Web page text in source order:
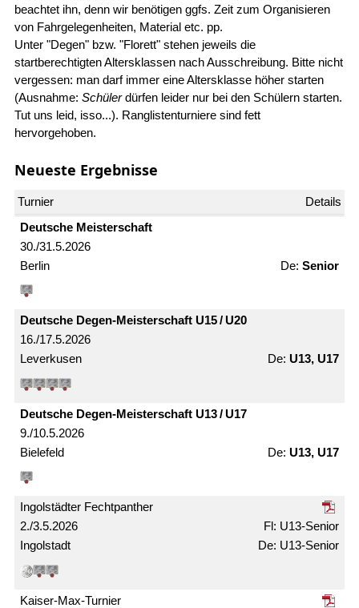
beachtet ihn, denn wir benötigen ggfs. Zeit zum Organisieren
von Fahrgelegenheiten, Material etc. pp.
Unter "Degen" bzw. "Florett" stehen jeweils die
startberechtigten Altersklassen nach Ausschreibung. Bitte nicht
vergessen: man darf immer eine Altersklasse höher starten
(Ausnahme: Schülerdürfen leider nur bei den Schülern starten.
Tut uns leid, isso...). Ranglistenturniere sind fett
hervorgehoben.
Neueste Ergebnisse
30./31.5.2026
Deutsche Meister­schaft
Berlin Senior
16./17.5.2026
Deutsche Degen-Meister­schaft U15 / U20
Leverkusen U13, U17
9./10.5.2026
Deutsche Degen-Meister­schaft U13 / U17
Bielefeld U13, U17
2./3.5.2026
Ingolstädter Fechtpanther
Ingolstadt
U13-Senior
U13-Senior
Kaiser-Max-Turnier